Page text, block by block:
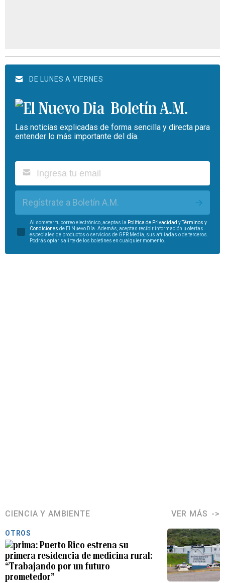
DE LUNES A VIERNES
Boletín A.M.
Las noticias explicadas de forma sencilla y directa para
entender lo más importante del día.
Regístrate a Boletín A.M.
Al someter tu correo electrónico, aceptas la Política de Privacidad yTérminos y
Condiciones de El Nuevo Día. Además, aceptas recibir información u ofertas
especiales de productos o servicios de GFR Media, sus afiliadas o de terceros.
Podrás optar salirte de los boletines en cualquier momento.
CIENCIA Y AMBIENTE VER MÁS
OTROS
Puerto Rico estrena su
primera residencia de medicina rural:
“Trabajando por un futuro
prometedor”